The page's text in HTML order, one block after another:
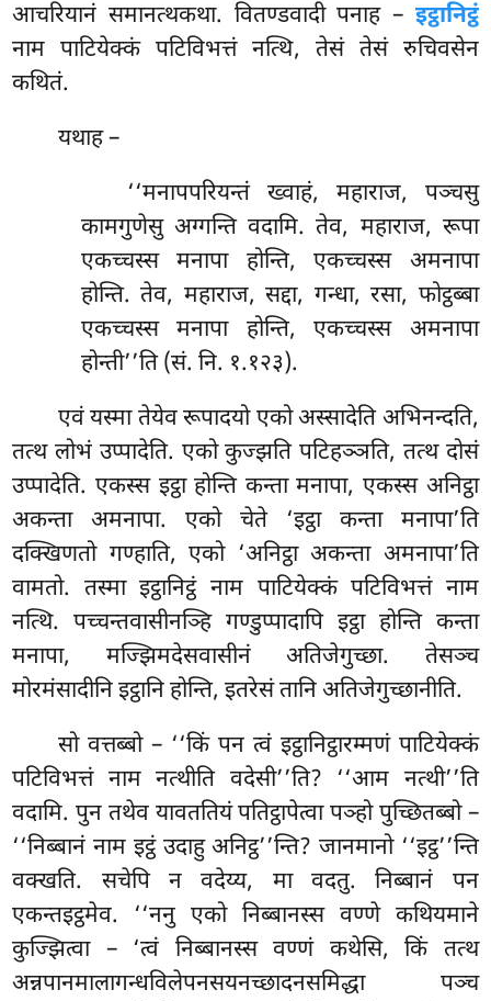
आचरियानं समानत्थकथा. वितण्डवादी पनाह – इट्ठानिट्ठं
नाम पाटियेक्कं पटिविभत्तं नत्थि, तेसं तेसं रुचिवसेन
कथितं.
यथाह –
‘‘मनापपरियन्तं ख्वाहं, महाराज, पञ्चसु
कामगुणेसु अग्गन्ति वदामि. तेव, महाराज, रूपा
एकच्चस्स मनापा होन्ति, एकच्चस्स अमनापा
होन्ति. तेव, महाराज, सद्दा, गन्धा, रसा, फोट्ठब्बा
एकच्चस्स मनापा होन्ति, एकच्चस्स अमनापा
होन्ती’’ति(सं. नि. १.१२३).
एवं यस्मा तेयेव रूपादयो एको अस्सादेति अभिनन्दति,
तत्थ लोभं उप्पादेति. एको कुज्झति पटिहञ्ञति, तत्थ दोसं
उप्पादेति. एकस्स इट्ठा होन्ति कन्ता मनापा, एकस्स अनिट्ठा
अकन्ता अमनापा. एको चेते ‘इट्ठा कन्ता मनापा’ति
दक्खिणतो गण्हाति, एको ‘अनिट्ठा अकन्ता अमनापा’ति
वामतो. तस्मा इट्ठानिट्ठं नाम पाटियेक्कं पटिविभत्तं नाम
नत्थि. पच्चन्तवासीनञ्हि गण्डुप्पादापि इट्ठा होन्ति कन्ता
मनापा, मज्झिमदेसवासीनं अतिजेगुच्छा. तेसञ्च
मोरमंसादीनि इट्ठानि होन्ति, इतरेसं तानि अतिजेगुच्छानीति.
सो वत्तब्बो – ‘‘किं पन त्वं इट्ठानिट्ठारम्मणं पाटियेक्कं
पटिविभत्तं नाम नत्थीति वदेसी’’ति? ‘‘आम नत्थी’’ति
वदामि. पुन तथेव यावततियं पतिट्ठापेत्वा पञ्हो पुच्छितब्बो –
‘‘निब्बानं नाम इट्ठं उदाहु अनिट्ठ’’न्ति? जानमानो ‘‘इट्ठ’’न्ति
वक्खति. सचेपि न वदेय्य, मा वदतु. निब्बानं पन
एकन्तइट्ठमेव. ‘‘ननु एको निब्बानस्स वण्णे कथियमाने
कुज्झित्वा – ‘त्वं निब्बानस्स वण्णं कथेसि, किं तत्थ
अन्नपानमालागन्धविलेपनसयनच्छादनसमिद्धा पञ्च